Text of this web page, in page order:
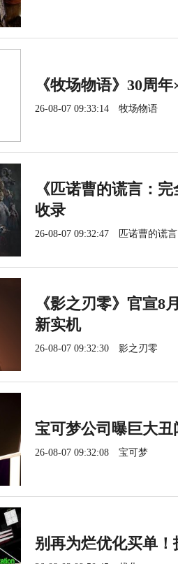
《牧场物语》30周
26-08-07 09:33:14 牧场物语
《匹诺曹的谎言：
收录
26-08-07 09:32:47 匹诺曹的谎言
《影之刃零》官宣8
新实机
26-08-07 09:32:30 影之刃零
宝可梦公司曝巨大
26-08-07 09:32:08 宝可梦
别再为烂优化买单